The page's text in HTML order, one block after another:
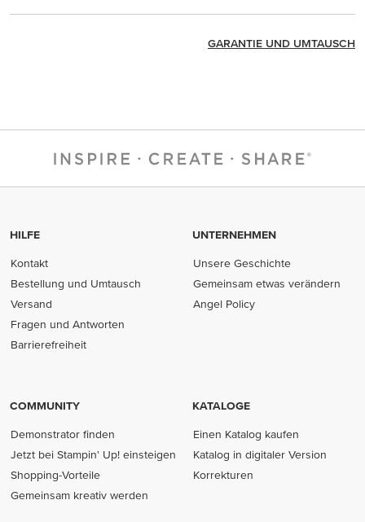
GARANTIE UND UMTAUSCH
HILFE
Kontakt
Bestellung und Umtausch
Versand
Fragen und Antworten
Barrierefreiheit
UNTERNEHMEN
Unsere Geschichte
Gemeinsam etwas verändern
Angel Policy
COMMUNITY
Demonstrator finden
Jetzt bei Stampin' Up! einsteigen
Shopping-Vorteile
Gemeinsam kreativ werden
KATALOGE
Einen Katalog kaufen
Katalog in digitaler Version
Korrekturen